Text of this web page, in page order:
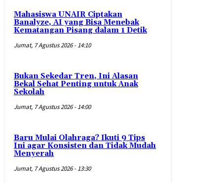
Mahasiswa UNAIR Ciptakan
Banalyze, AI yang Bisa Menebak
Kematangan Pisang dalam 1 Detik
Jumat, 7 Agustus 2026 - 14:10
Bukan Sekedar Tren, Ini Alasan
Bekal Sehat Penting untuk Anak
Sekolah
Jumat, 7 Agustus 2026 - 14:00
Baru Mulai Olahraga? Ikuti 9 Tips
Ini agar Konsisten dan Tidak Mudah
Menyerah
Jumat, 7 Agustus 2026 - 13:30